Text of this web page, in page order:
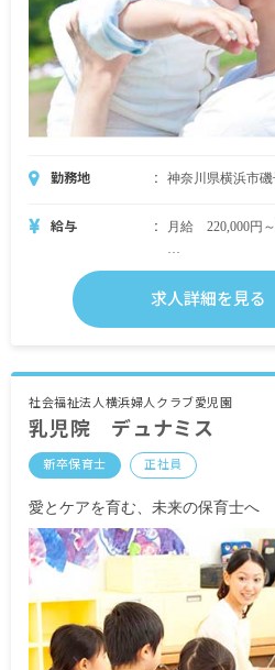
勤務地 神奈川県横浜市磯
給与 月給 220,000円～
・月給内訳
基本給 法人規定
昇給有 年1回
賞与有 年2回 2.0
求人詳細を見る
社会福祉法人横浜婦人クラブ愛児園
乳児院 デュナミス
新卒保育士 正社員
愛とケアを育む、未来の保育士へ